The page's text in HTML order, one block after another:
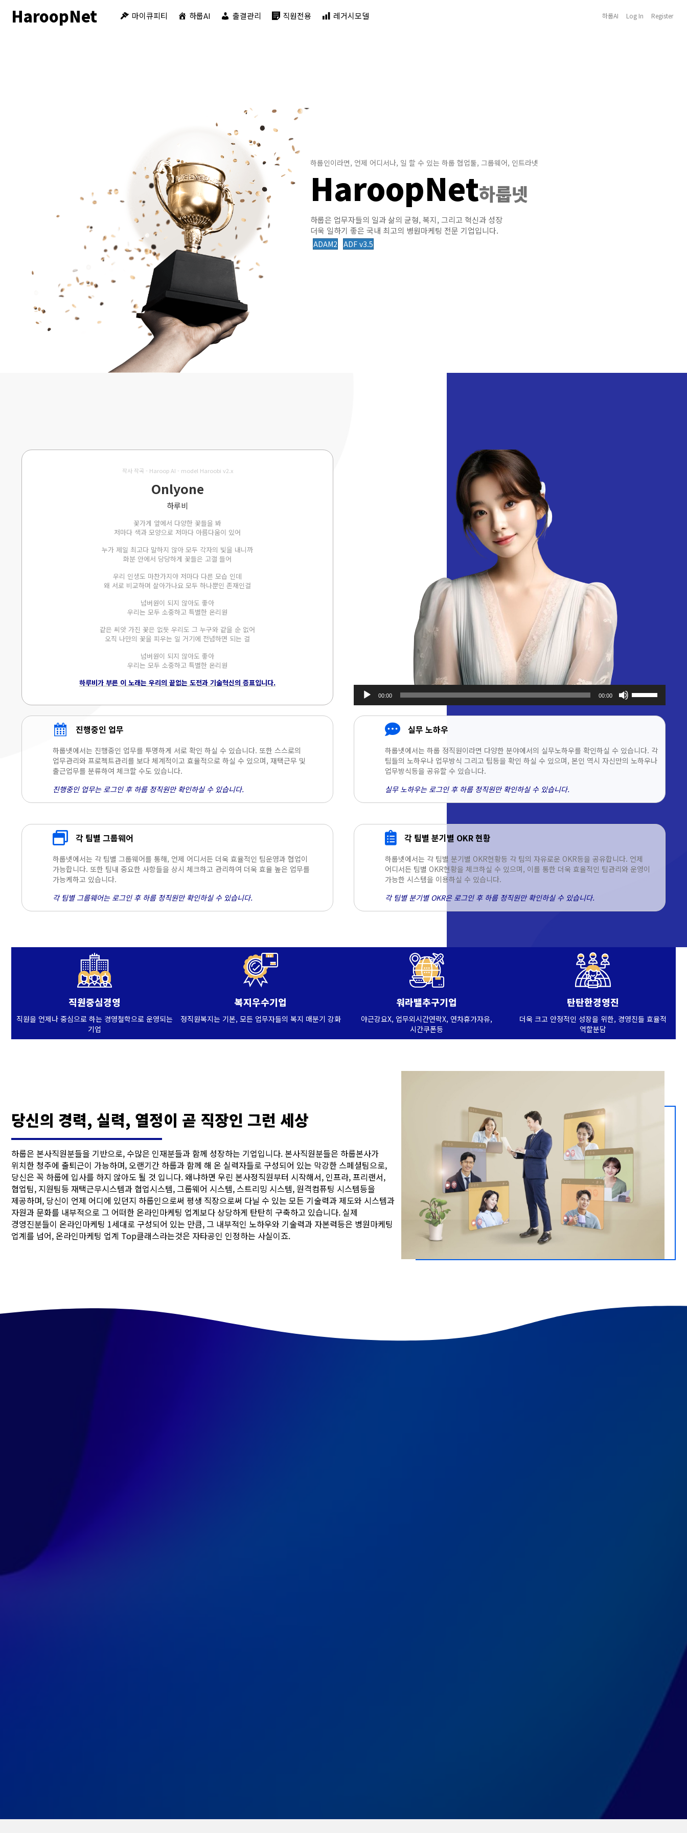
HaroopNet 마이큐피티 하룹AI 출결관리 직원전용 레거시모델 하룹AI Log In Register
하룹인이라면, 언제 어디서나, 일 할 수 있는 하룹 협업툴, 그룹웨어, 인트라넷
HaroopNet하룹넷
하룹은 업무자들의 일과 삶의 균형, 복지, 그리고 혁신과 성장
더욱 일하기 좋은 국내 최고의 병원마케팅 전문 기업입니다.
ADAM2 ADF v3.5
작사 작곡 - Haroop AI - model Haroobi v2.x
Onlyone
하루비
꽃가게 앞에서 다양한 꽃들을 봐
저마다 색과 모양으로 저마다 아름다움이 있어
누가 제일 최고다 말하지 않아 모두 각자의 빛을 내니까
화분 안에서 당당하게 꽃들은 고갤 들어
우리 인생도 마찬가지야 저마다 다른 모습 인데
왜 서로 비교하며 살아가나요 모두 하나뿐인 존재인걸
넘버원이 되지 않아도 좋아
우리는 모두 소중하고 특별한 온리원
같은 씨앗 가진 꽃은 없듯 우리도 그 누구와 같을 순 없어
오직 나만의 꽃을 피우는 일 거기에 전념하면 되는 걸
넘버원이 되지 않아도 좋아
우리는 모두 소중하고 특별한 온리원
하루비가 부른 이 노래는 우리의 끝없는 도전과 기술혁신의 증표입니다.
플레이어
00:00 00:00
높이거나
키를
사용하세요.
진행중인 업무
하룹넷에서는 진행중인 업무를 투명하게 서로 확인 하실 수 있습니다. 또한 스스로의
업무관리와 프로젝트관리를 보다 체계적이고 효율적으로 하실 수 있으며, 재택근무 및
출근업무를 분류하여 체크할 수도 있습니다.
진행중인 업무는 로그인 후 하룹 정직원만 확인하실 수 있습니다.
실무 노하우
하룹넷에서는 하룹 정직원이라면 다양한 분야에서의 실무노하우를 확인하실 수 있습니다. 각
팀들의 노하우나 업무방식 그리고 팁등을 확인 하실 수 있으며, 본인 역시 자신만의 노하우나
업무방식등을 공유할 수 있습니다.
실무 노하우는 로그인 후 하룹 정직원만 확인하실 수 있습니다.
각 팀별 그룹웨어
하룹넷에서는 각 팀별 그룹웨어를 통해, 언제 어디서든 더욱 효율적인 팀운영과 협업이
가능합니다. 또한 팀내 중요한 사항들을 상시 체크하고 관리하여 더욱 효율 높은 업무를
가능케하고 있습니다.
각 팀별 그룹웨어는 로그인 후 하룹 정직원만 확인하실 수 있습니다.
각 팀별 분기별 OKR 현황
하룹넷에서는 각 팀별 분기별 OKR현황등 각 팀의 자유로운 OKR등을 공유합니다. 언제
어디서든 팀별 OKR현황을 체크하실 수 있으며, 이를 통한 더욱 효율적인 팀관리와 운영이
가능한 시스템을 이용하실 수 있습니다.
각 팀별 분기별 OKR은 로그인 후 하룹 정직원만 확인하실 수 있습니다.
직원중심경영
직원을 언제나 중심으로 하는 경영철학으로 운영되는
기업
복지우수기업
정직원복지는 기본, 모든 업무자들의 복지 매분기 강화
워라밸추구기업
야근강요X, 업무외시간연락X, 연차휴가자유,
시간쿠폰등
탄탄한경영진
더욱 크고 안정적인 성장을 위한, 경영진들 효율적
역할분담
당신의 경력, 실력, 열정이 곧 직장인 그런 세상
하룹은 본사직원분들을 기반으로, 수많은 인재분들과 함께 성장하는 기업입니다. 본사직원분들은 하룹본사가
위치한 청주에 출퇴근이 가능하며, 오랜기간 하룹과 함께 해 온 실력자들로 구성되어 있는 막강한 스페셜팀으로,
당신은 꼭 하룹에 입사를 하지 않아도 될 것 입니다. 왜냐하면 우린 본사정직원부터 시작해서, 인프라, 프리랜서,
협업팀, 지원팀등 재택근무시스템과 협업시스템, 그룹웨어 시스템, 스트리밍 시스템, 원격컴퓨팅 시스템등을
제공하며, 당신이 언제 어디에 있던지 하룹인으로써 평생 직장으로써 다닐 수 있는 모든 기술력과 제도와 시스템과
자원과 문화를 내부적으로 그 어떠한 온라인마케팅 업계보다 상당하게 탄탄히 구축하고 있습니다. 실제
경영진분들이 온라인마케팅 1세대로 구성되어 있는 만큼, 그 내부적인 노하우와 기술력과 자본력등은 병원마케팅
업계를 넘어, 온라인마케팅 업계 Top클래스라는것은 자타공인 인정하는 사실이죠.